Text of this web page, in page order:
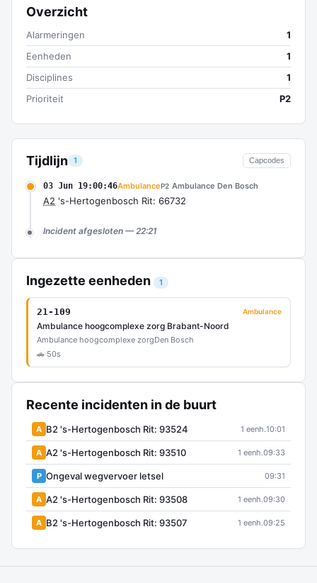
Tijdlijn 1 Capcodes
03 Jun 19:00:46AmbulanceP2 Ambulance Den Bosch
A2 's-Hertogenbosch Rit: 66732
Incident afgesloten — 22:21
Ingezette eenheden 1
21-109 Ambulance
Ambulance hoogcomplexe zorg Brabant-Noord
Ambulance hoogcomplexe zorgDen Bosch
🚗 50s
Recente incidenten in de buurt
A B2 's-Hertogenbosch Rit: 93524 1 eenh.10:01
A A2 's-Hertogenbosch Rit: 93510 1 eenh.09:33
P Ongeval wegvervoer letsel 09:31
A A2 's-Hertogenbosch Rit: 93508 1 eenh.09:30
A B2 's-Hertogenbosch Rit: 93507 1 eenh.09:25
Overzicht
Alarmeringen
1
Eenheden
1
Disciplines
1
Prioriteit
P2